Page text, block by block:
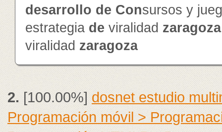
desarrollo de Consursos y
estrategia de viralidad zaragoza
viralidad zaragoza
2. [100.00%]dosnet estudio
Programación móvil >